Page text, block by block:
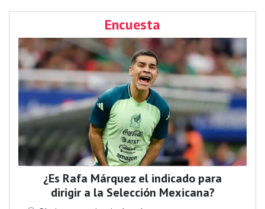
Encuesta
¿Es Rafa Márquez el indicado para
dirigir a la Selección Mexicana?